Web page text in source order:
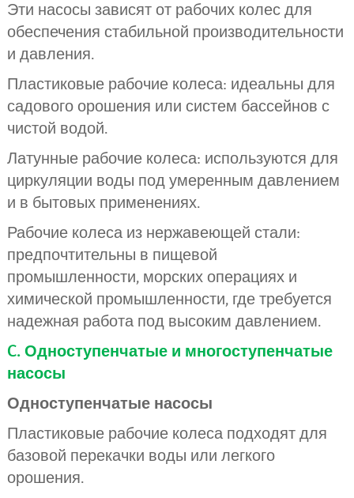
Эти насосы зависят от рабочих колес для
обеспечения стабильной производительности
и давления.
Пластиковые рабочие колеса: идеальны для
садового орошения или систем бассейнов с
чистой водой.
Латунные рабочие колеса: используются для
циркуляции воды под умеренным давлением
и в бытовых применениях.
Рабочие колеса из нержавеющей стали:
предпочтительны в пищевой
промышленности, морских операциях и
химической промышленности, где требуется
надежная работа под высоким давлением.
C. Одноступенчатые и многоступенчатые
насосы
Одноступенчатые насосы
Пластиковые рабочие колеса подходят для
базовой перекачки воды или легкого
орошения.